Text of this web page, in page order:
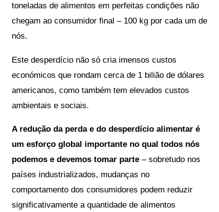
toneladas de alimentos em perfeitas condições não
chegam ao consumidor final – 100 kg por cada um de
nós.
Este desperdício não só cria imensos custos
económicos que rondam cerca de 1 bilião de dólares
americanos, como também tem elevados custos
ambientais e sociais.
A redução da perda e do desperdício alimentar é
um esforço global importante no qual todos nós
podemos e devemos tomar parte – sobretudo nos
países industrializados, mudanças no
comportamento dos consumidores podem reduzir
significativamente a quantidade de alimentos